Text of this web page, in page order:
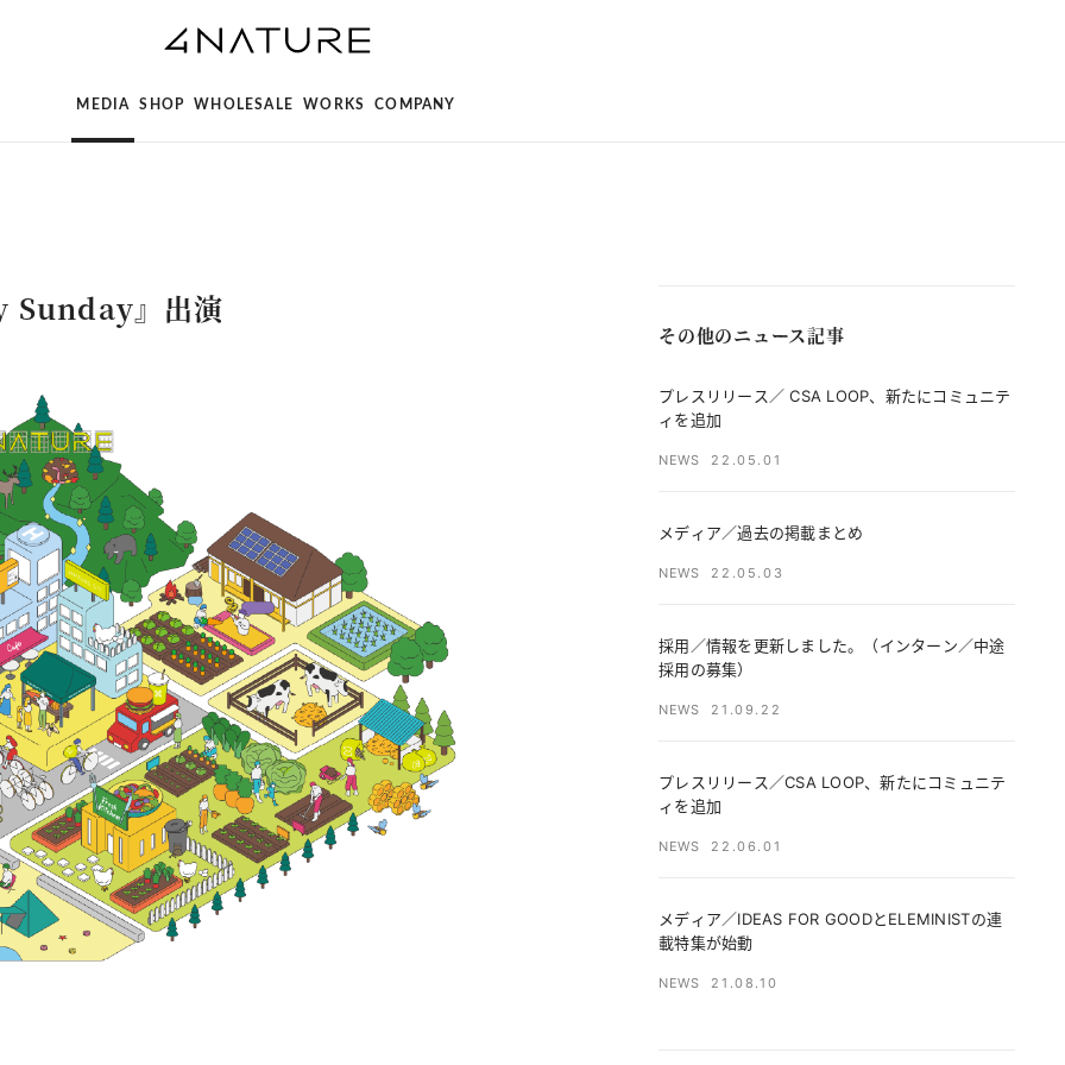
MEDIA SHOP WHOLESALE WORKS COMPANY
Sunday』出演
その他のニュース記事
プレスリリース／ CSA LOOP、新たにコミュニテ
ィを追加
NEWS 22.05.01
メディア／過去の掲載まとめ
NEWS 22.05.03
採用／情報を更新しました。（インターン／中途
採用の募集）
NEWS 21.09.22
プレスリリース／CSA LOOP、新たにコミュニテ
ィを追加
NEWS 22.06.01
メディア／IDEAS FOR GOODとELEMINISTの連
載特集が始動
NEWS 21.08.10